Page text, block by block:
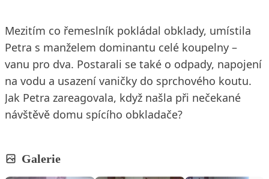
Mezitím co řemeslník pokládal obklady, umístila
Petra s manželem dominantu celé koupelny –
vanu pro dva. Postarali se také o odpady, napojení
na vodu a usazení vaničky do sprchového koutu.
Jak Petra zareagovala, když našla při nečekané
návštěvě domu spícího obkladače?
Galerie